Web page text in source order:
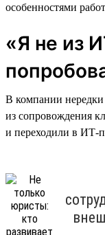
особенностями
«Я не из
В компании нередки
из сопровождения
и переходили в ИТ-